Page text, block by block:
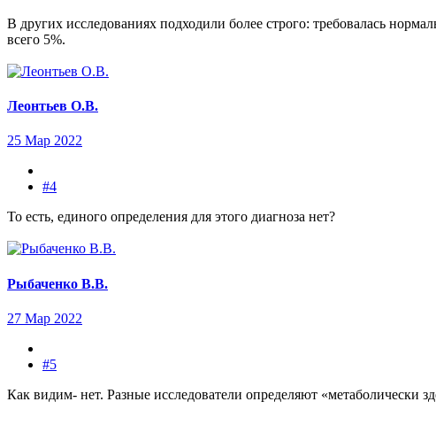
В других исследованиях подходили более строго: требовалась
всего 5%.
Леонтьев О.В.
25 Мар 2022
#4
То есть, единого определения для этого диагноза нет?
Рыбаченко В.В.
27 Мар 2022
#5
Как видим- нет. Разные исследователи определяют «метаболически